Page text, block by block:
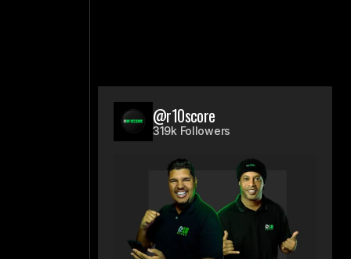
@r10score
319k Followers